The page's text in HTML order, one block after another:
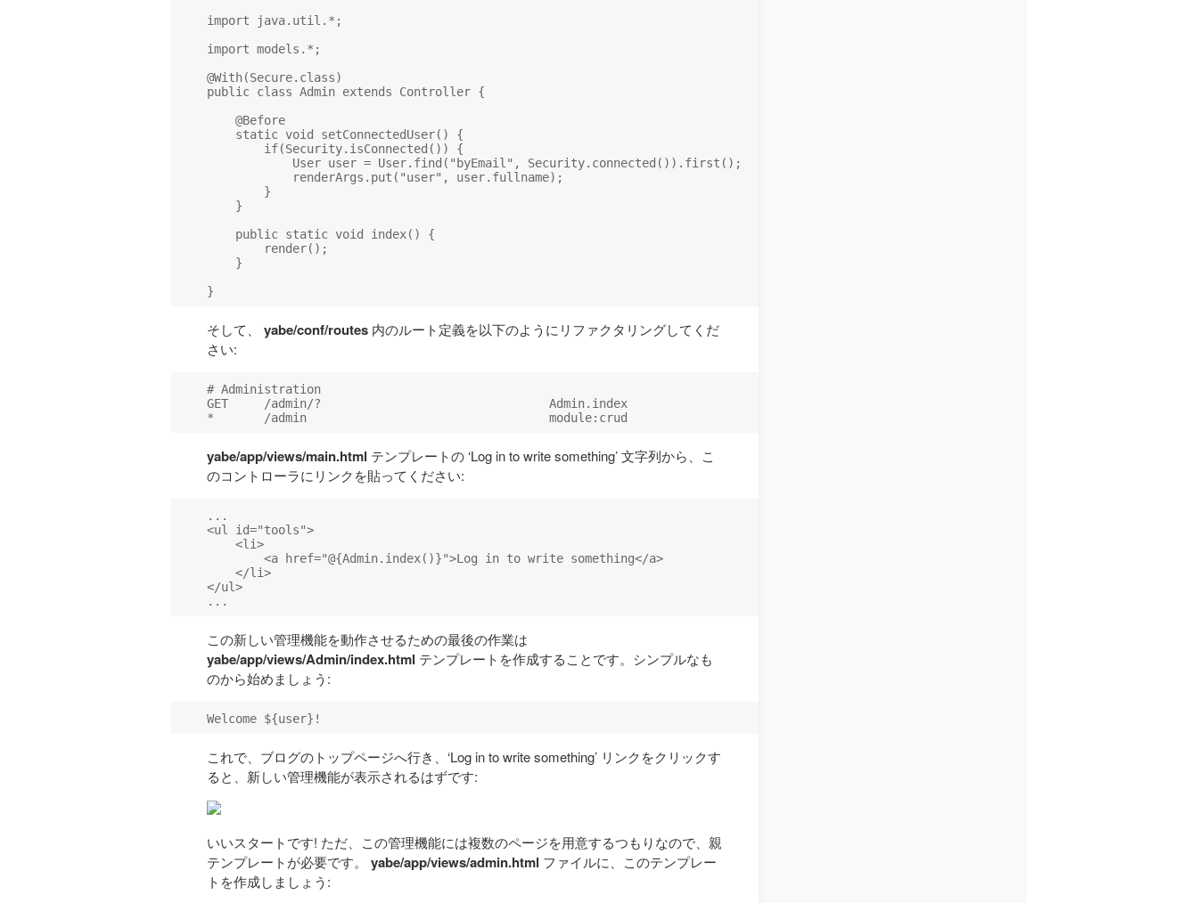
import java.util.*;
import models.*;
@With(Secure.class)
public class Admin extends Controller {
    @Before
    static void setConnectedUser() {
        if(Security.isConnected()) {
            User user = User.find("byEmail", Security.connected()).first();
            renderArgs.put("user", user.fullname);
        }
    }
    public static void index() {
        render();
    }
そして、 yabe/conf/routes 内のルート定義を以下のようにリファクタリングしてくだ
さい:
# Administration
GET     /admin/?                                Admin.index
yabe/app/views/main.html テンプレートの ‘Log in to write something’ 文字列から、こ
のコントローラにリンクを貼ってください:
...
<ul id="tools">
    <li>
        <a href="@{Admin.index()}">Log in to write something</a>
    </li>
</ul>
この新しい管理機能を動作させるための最後の作業は
yabe/app/views/Admin/index.html テンプレートを作成することです。シンプルなも
のから始めましょう:
これで、ブログのトップページへ行き、‘Log in to write something’ リンクをクリックす
ると、新しい管理機能が表示されるはずです:
いいスタートです! ただ、この管理機能には複数のページを用意するつもりなので、親
テンプレートが必要です。 yabe/app/views/admin.html ファイルに、このテンプレー
トを作成しましょう: